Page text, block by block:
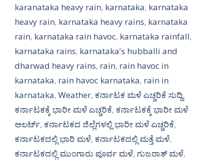
karanataka heavy rain, karnataka, karnataka
heavy rain, karnataka heavy rains, karnataka
rain, karnataka rain havoc, karnataka rainfall,
karnataka rains, karnataka's hubballi and
dharwad heavy rains, rain, rain havoc in
karnataka, rain havoc karnataka, rain in
karnataka, Weather, ಕರ್ನಾಟಕ ಮಳೆ ಎಚ್ಚರಿಕೆ ಸುದ್ದಿ,
ಕರ್ನಾಟಕಕ್ಕೆ ಭಾರೀ ಮಳೆ ಎಚ್ಚರಿಕೆ, ಕರ್ನಾಟಕಕ್ಕೆ ಭಾರೀ ಮಳೆ
ಅಲರ್ಟ್‌, ಕರ್ನಾಟಕದ ಜಿಲ್ಲೆಗಳಲ್ಲಿ ಭಾರೀ ಮಳೆ ಎಚ್ಚರಿಕೆ,
ಕರ್ನಾಟಕದಲ್ಲಿ ಭಾರಿ ಮಳೆ, ಕರ್ನಾಟಕದಲ್ಲಿ ಮತ್ತೆ ಮಳೆ,
ಕರ್ನಾಟಕದಲ್ಲಿ ಮುಂಗಾರು ಪೂರ್ವ ಮಳೆ, ಗುಜರಾತ್ ಮಳೆ,